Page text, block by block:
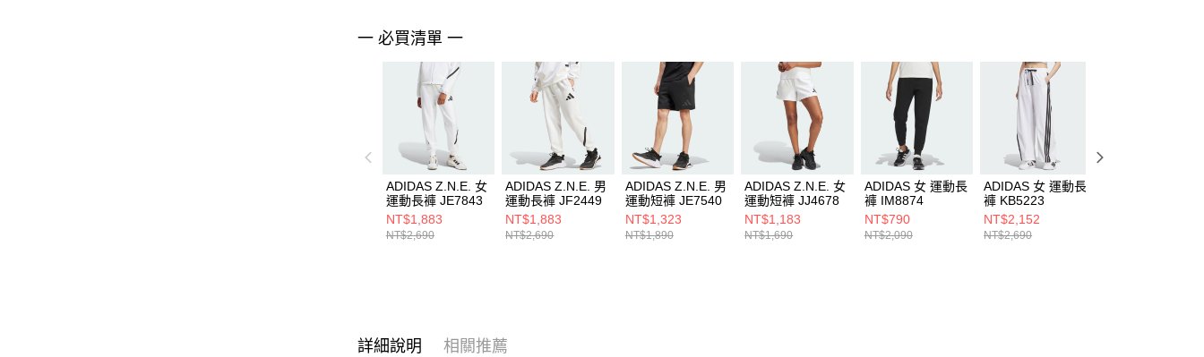
結果請求用戶進行身份認證。
５．嚴禁一人註冊多個帳號或使用他人資訊註冊。若發現惡意使用之情
形，恩沛科技股份有限公司將有權停止該用戶之使用額度並採取法律行
一 必買清單 一
ADIDAS Z.N.E. 女
運動長褲 JE7843
NT$1,883
NT$2,690
ADIDAS Z.N.E. 男
運動長褲 JF2449
NT$1,883
NT$2,690
ADIDAS Z.N.E. 男
運動短褲 JE7540
NT$1,323
NT$1,890
ADIDAS Z.N.E. 女
運動短褲 JJ4678
NT$1,183
NT$1,690
ADIDAS 女 運動長
褲 IM8874
NT$790
NT$2,090
ADIDAS 女 運動長
褲 KB5223
NT$2,152
NT$2,690
詳細說明 相關推薦